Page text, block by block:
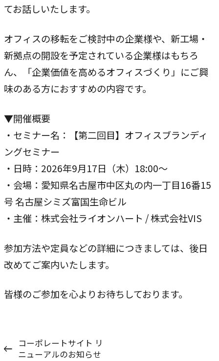
LHソリューション
PRODUCT
自社プロダクト
ます。
眠る画面をサイネージに
Piquet
指示や修正を直感的に
適正価格を守る仕組みに
Webサイト分析をAIで自動に
大切にしていること
てお話しいたします。
オフィスの移転をご検討中の企業様や、新工場・
新拠点の開設を予定されている企業様はもちろ
ん、「企業価値を高めるオフィスづくり」にご興
味のある方におすすめの内容です。
▼開催概要
・セミナー名：【第二回目】オフィスブランディ
ングセミナー
・日時：2026年9月17日（木）18:00～
・会場：愛知県名古屋市中区丸の内一丁目16番15
号 名古屋シミズ富国生命ビル
・主催：株式会社ライオンハート / 株式会社VIS
参加方法や定員などの詳細につきましては、後日
改めてご案内いたします。
皆様のご参加を心よりお待ちしております。
コーポレートサイト リ
ニューアルのお知らせ